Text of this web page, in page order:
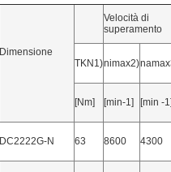
Dimensione
Velocità di
superamento
TKN1)nimax2)
[Nm] [min-1] [min -1]
DC2222G-N 63 8600 4300